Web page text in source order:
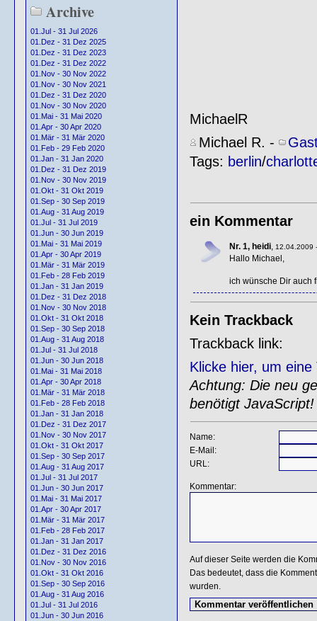
Archive
01.Jul - 31 Jul 2026
01.Dez - 31 Dez 2025
01.Dez - 31 Dez 2023
01.Dez - 31 Dez 2022
01.Nov - 30 Nov 2022
01.Nov - 30 Nov 2021
01.Dez - 31 Dez 2020
01.Nov - 30 Nov 2020
01.Mai - 31 Mai 2020
01.Apr - 30 Apr 2020
01.Mär - 31 Mär 2020
01.Feb - 29 Feb 2020
01.Jan - 31 Jan 2020
01.Dez - 31 Dez 2019
01.Nov - 30 Nov 2019
01.Okt - 31 Okt 2019
01.Sep - 30 Sep 2019
01.Aug - 31 Aug 2019
01.Jul - 31 Jul 2019
01.Jun - 30 Jun 2019
01.Mai - 31 Mai 2019
01.Apr - 30 Apr 2019
01.Mär - 31 Mär 2019
01.Feb - 28 Feb 2019
01.Jan - 31 Jan 2019
01.Dez - 31 Dez 2018
01.Nov - 30 Nov 2018
01.Okt - 31 Okt 2018
01.Sep - 30 Sep 2018
01.Aug - 31 Aug 2018
01.Jul - 31 Jul 2018
01.Jun - 30 Jun 2018
01.Mai - 31 Mai 2018
01.Apr - 30 Apr 2018
01.Mär - 31 Mär 2018
01.Feb - 28 Feb 2018
01.Jan - 31 Jan 2018
01.Dez - 31 Dez 2017
01.Nov - 30 Nov 2017
01.Okt - 31 Okt 2017
01.Sep - 30 Sep 2017
01.Aug - 31 Aug 2017
01.Jul - 31 Jul 2017
01.Jun - 30 Jun 2017
01.Mai - 31 Mai 2017
01.Apr - 30 Apr 2017
01.Mär - 31 Mär 2017
01.Feb - 28 Feb 2017
01.Jan - 31 Jan 2017
01.Dez - 31 Dez 2016
01.Nov - 30 Nov 2016
01.Okt - 31 Okt 2016
01.Sep - 30 Sep 2016
01.Aug - 31 Aug 2016
01.Jul - 31 Jul 2016
01.Jun - 30 Jun 2016
MichaelR
Michael R. -
Tags: berlin/
ein Kommentar
Nr. 1, heidi, 12.04.2009
Hallo Michael,
ich wünsche Dir auch
Kein Trackback
Trackback link:
Klicke hier, um
Achtung: Die neu
benötigt JavaScript!
Name:
E-Mail:
URL:
Kommentar:
Auf dieser Seite werden die
Das bedeutet, dass die
wurden.